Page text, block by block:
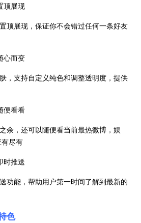
展现
展现，保证你不会错过任何一条好友
而变
支持自定义纯色和调整透明度，提供
看看
，还可以随便看当前最热微博，娱
尽有
推送
能，帮助用户第一时间了解到最新的
色